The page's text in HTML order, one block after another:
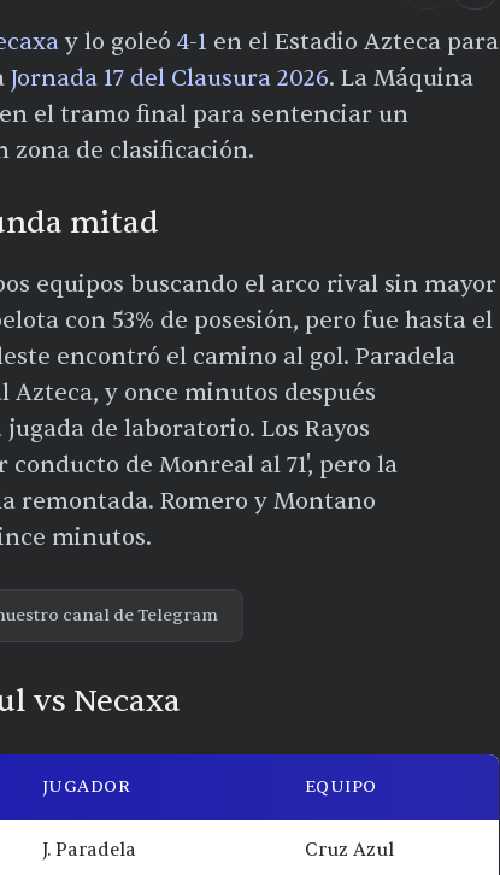
y lo goleó 4-1 en el Estadio Azteca para
Jornada 17 del Clausura 2026. La Máquina
el tramo final para sentenciar un
zona de clasificación.
mitad
equipos buscando el arco rival sin mayor
con 53% de posesión, pero fue hasta el
encontró el camino al gol. Paradela
y once minutos después
de laboratorio. Los Rayos
de Monreal al 71', pero la
remontada. Romero y Montano
minutos.
canal de Telegram
vs Necaxa
JUGADOR EQUIPO
J. Paradela Cruz Azul